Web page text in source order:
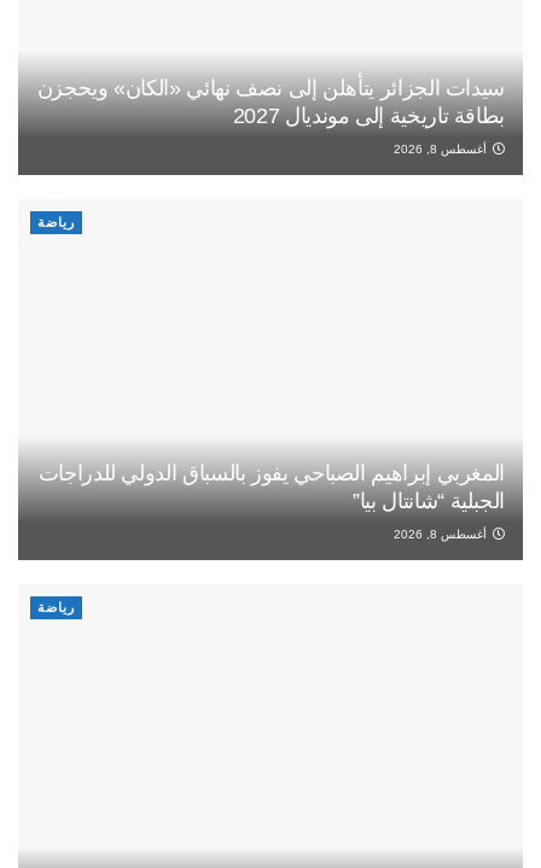
سيدات الجزائر يتأهلن إلى نصف نهائي «الكان» ويحجزن
بطاقة تاريخية إلى مونديال 2027
أغسطس 8, 2026
رياضة
المغربي إبراهيم الصباحي يفوز بالسباق الدولي للدراجات
الجبلية “شانتال بيا”
أغسطس 8, 2026
رياضة